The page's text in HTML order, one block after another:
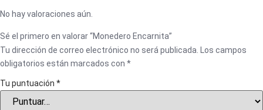
No hay valoraciones aún.
Sé el primero en valorar “Monedero Encarnita”
Tu dirección de correo electrónico no será publicada. Los campos
obligatorios están marcados con *
Tu puntuación *